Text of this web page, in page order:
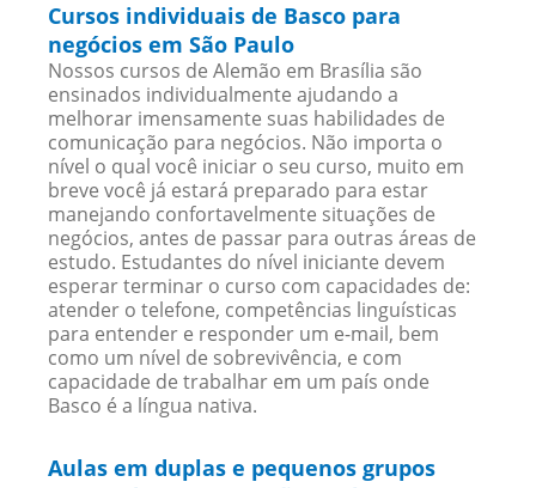
Cursos individuais de Basco para
negócios em São Paulo
Nossos cursos de Alemão em Brasília são
ensinados individualmente ajudando a
melhorar imensamente suas habilidades de
comunicação para negócios. Não importa o
nível o qual você iniciar o seu curso, muito em
breve você já estará preparado para estar
manejando confortavelmente situações de
negócios, antes de passar para outras áreas de
estudo. Estudantes do nível iniciante devem
esperar terminar o curso com capacidades de:
atender o telefone, competências linguísticas
para entender e responder um e-mail, bem
como um nível de sobrevivência, e com
capacidade de trabalhar em um país onde
Basco é a língua nativa.
Aulas em duplas e pequenos grupos